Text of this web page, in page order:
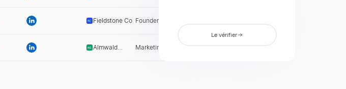
Fieldstone Co Founder & CEO
Almwald
Le vérifier